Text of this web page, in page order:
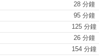
28 分鐘
95 分鐘
125 分鐘
26 分鐘
154 分鐘